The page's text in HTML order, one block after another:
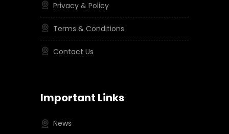
Privacy & Policy
Terms & Conditions
Contact Us
Important Links
News